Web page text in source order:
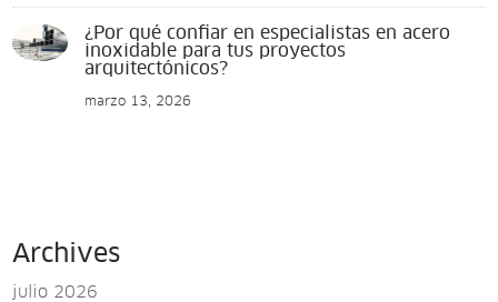
¿Por qué confiar en especialistas en acero
inoxidable para tus proyectos
arquitectónicos?
marzo 13, 2026
Archives
julio 2026